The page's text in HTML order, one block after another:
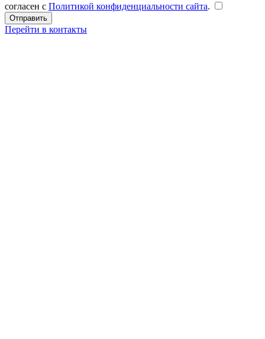
согласен с Политикой конфиденциальности сайта.
Перейти в контакты